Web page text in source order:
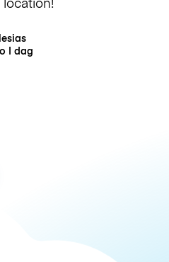
I dag